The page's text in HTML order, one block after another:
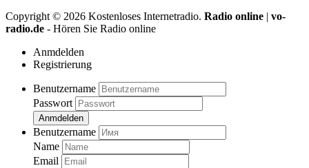
Copyright © 2026 Kostenloses Internetradio. Radio online | vo-
radio.de - Hören Sie Radio online
Anmdelden
Registrierung
Benutzername
Passwort
Anmdelden
Benutzername
Name
Email